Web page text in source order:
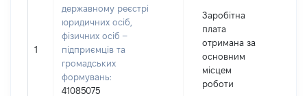
1
державному реєстрі
юридичних осіб,
фізичних осіб –
підприємців та
громадських
формувань:
41085075
Заробітна
плата
отримана за
основним
місцем
роботи